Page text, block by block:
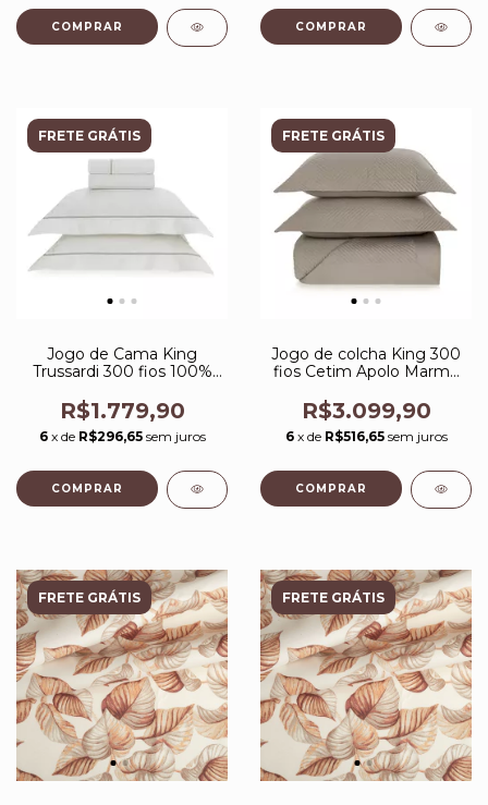
FRETE GRÁTIS
Jogo de Cama King
Trussardi 300 fios 100%
Branco/Legno
R$1.779,90
6 x de R$296,65 sem juros
FRETE GRÁTIS
Jogo de colcha King 300
fios Cetim Apolo Marmo
R$3.099,90
6 x de R$516,65 sem juros
FRETE GRÁTIS FRETE GRÁTIS